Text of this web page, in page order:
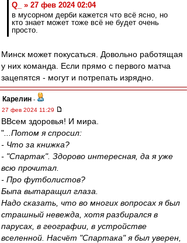
Q_ » 27 фев 2024 02:04
в мусорном дерби кажется что всё ясно, но
кто знает может тоже всё не будет очень
просто.
Минск может покусаться. Довольно работящая
у них команда. Если прямо с первого матча
зацепятся - могут и потрепать изрядно.
Карелин -
27 фев 2024 11:29
ВВсем здоровья! И мира.
" ...Потом я спросил:
- Что за книжка?
- "Спартак". Здорово интересная, да я уже
всю прочитал.
- Про футболистов?
Быпа вытаращил глаза.
Надо сказать, что во многих вопросах я был
страшный невежда, хотя разбирался в
парусах, в географии, в устройстве
вселенной. Насчёт "Спартака" я был уверен,